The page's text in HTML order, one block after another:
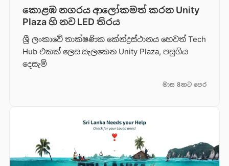
කොළඹ නගරය ආලෝකමත් කරන Unity
Plaza හි නව LED තිරය
ශ්‍රී ලංකාවේ තාක්ෂණික කේන්ද්‍රස්ථානය හෙවත් Tech
Hub එකක් ලෙස සැලකෙන Unity Plaza, පසුගිය
දෙසැම්
මාස 8කට පෙර